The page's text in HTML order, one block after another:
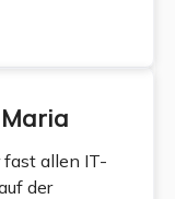
Maria
fast allen IT-
der